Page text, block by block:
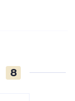
8